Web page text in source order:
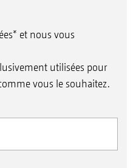
et nous vous
utilisées pour
vous le souhaitez.